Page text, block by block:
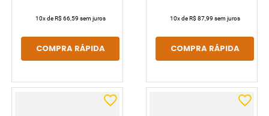
10x deR$ 66,59 sem juros
COMPRA RÁPIDA
10x deR$ 87,99 sem juros
COMPRA RÁPIDA